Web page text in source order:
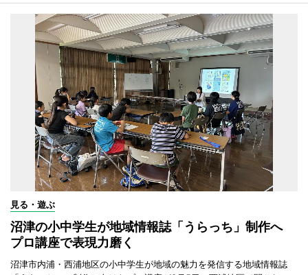
見る・遊ぶ
沼津の小中学生が地域情報誌「うらっち」制作へ
プロ講座で表現力磨く
沼津市内浦・西浦地区の小中学生が地域の魅力を発信する地域情報誌